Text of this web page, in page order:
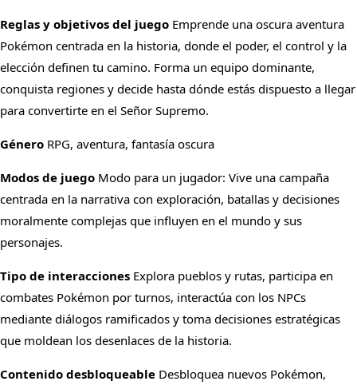
Reglas y objetivos del juego Emprende una oscura aventura
Pokémon centrada en la historia, donde el poder, el control y la
elección definen tu camino. Forma un equipo dominante,
conquista regiones y decide hasta dónde estás dispuesto a llegar
para convertirte en el Señor Supremo.
Género RPG, aventura, fantasía oscura
Modos de juego Modo para un jugador: Vive una campaña
centrada en la narrativa con exploración, batallas y decisiones
moralmente complejas que influyen en el mundo y sus
personajes.
Tipo de interacciones Explora pueblos y rutas, participa en
combates Pokémon por turnos, interactúa con los NPCs
mediante diálogos ramificados y toma decisiones estratégicas
que moldean los desenlaces de la historia.
Contenido desbloqueable Desbloquea nuevos Pokémon,